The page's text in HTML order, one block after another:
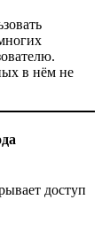
в нём не
доступ